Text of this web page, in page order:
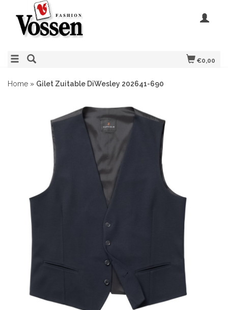
€0,00
Home » Gilet Zuitable DiWesley 202641-690